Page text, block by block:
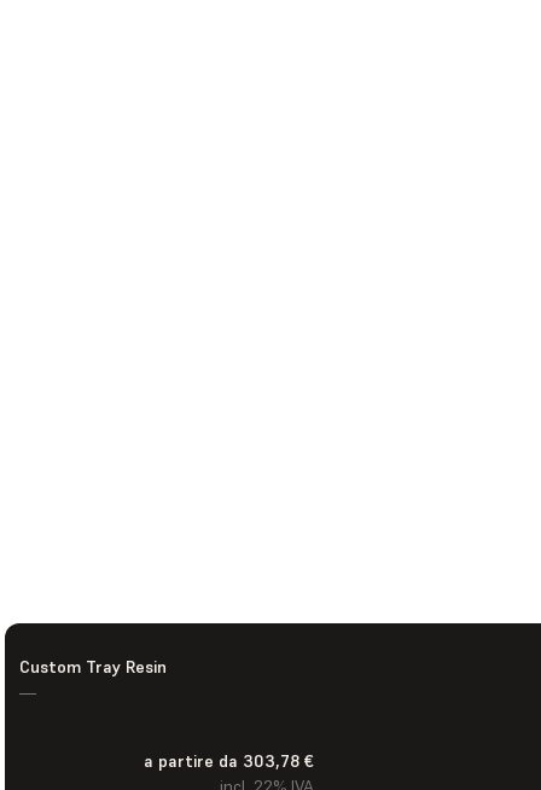
Custom Tray Resin
—
a partire da 303,78 €